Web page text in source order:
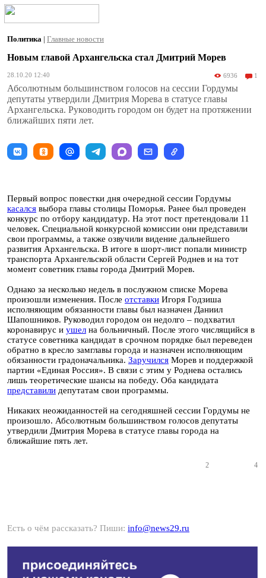
Политика | Главные новости
Новым главой Архангельска стал Дмитрий Морев
28.10.20 12:40 6936 1
Абсолютным большинством голосов на сессии Гордумы
депутаты утвердили Дмитрия Морева в статусе главы
Архангельска. Руководить городом он будет на протяжении
ближайших пяти лет.
Первый вопрос повестки дня очередной сессии Гордумы
касался выбора главы столицы Поморья. Ранее был проведен
конкурс по отбору кандидатур. На этот пост претендовали 11
человек. Специальной конкурсной комиссии они представили
свои программы, а также озвучили видение дальнейшего
развития Архангельска. В итоге в шорт-лист попали министр
транспорта Архангельской области Сергей Роднев и на тот
момент советник главы города Дмитрий Морев.
Однако за несколько недель в послужном списке Морева
произошли изменения. После отставки Игоря Годзиша
исполняющим обязанности главы был назначен Даниил
Шапошников. Руководил городом он недолго – подхватил
коронавирус и ушел на больничный. После этого числящийся в
статусе советника кандидат в срочном порядке был переведен
обратно в кресло замглавы города и назначен исполняющим
обязанности градоначальника. Заручился Морев и поддержкой
партии «Единая Россия». В связи с этим у Роднева остались
лишь теоретические шансы на победу. Оба кандидата
представили депутатам свои программы.
Никаких неожиданностей на сегодняшней сессии Гордумы не
произошло. Абсолютным большинством голосов депутаты
утвердили Дмитрия Морева в статусе главы города на
ближайшие пять лет.
2 4
Есть о чём рассказать? Пиши: info@news29.ru